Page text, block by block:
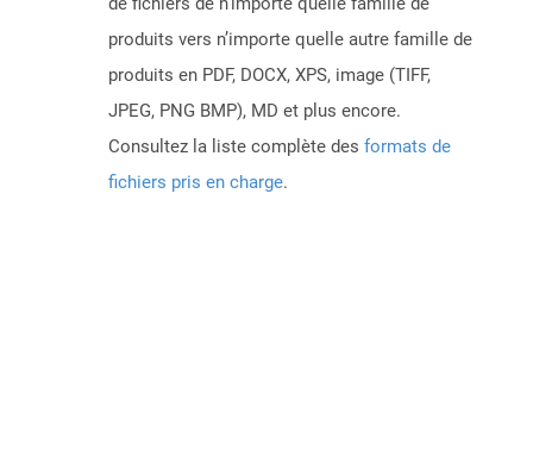
produits vers n’importe quelle autre famille de
produits en PDF, DOCX, XPS, image (TIFF,
JPEG, PNG BMP), MD et plus encore.
Consultez la liste complète des formats de
fichiers pris en charge.